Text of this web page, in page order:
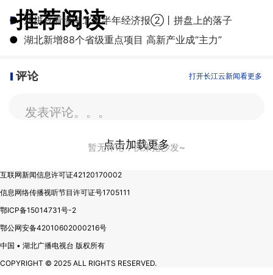
推荐阅读
● 从拼豆看懂湖北上半年经济报②丨拼盘上的落子
● 湖北新增88个省级重点项目 高新产业成“主力”
评论 打开长江云新闻看更多
发表评论。。。
暂无评论，快来抢沙发~
点击加载更多
互联网新闻信息许可证42120170002
信息网络传播视听节目许可证号1705111
鄂ICP备15014731号-2
鄂公网安备42010602000216号
中国 • 湖北广播电视台 版权所有
COPYRIGHT © 2025 ALL RIGHTS RESERVED.